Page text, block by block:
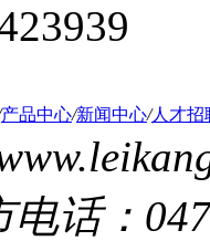
产品中心/新闻中心/人才招
话：